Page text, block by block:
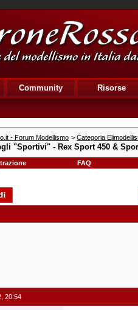
Community Risorse
- Forum Modellismo > Categoria
"Sportivi" - Rex Sport 450 &
FAQ
20:54